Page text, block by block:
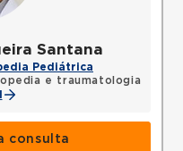
Santana
Pediátrica
e traumatologia
consulta